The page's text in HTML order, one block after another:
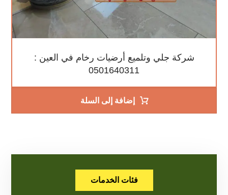
شركة جلي وتلميع أرضيات رخام في العين :
0501640311
إضافة إلى السلة
فئات الخدمات